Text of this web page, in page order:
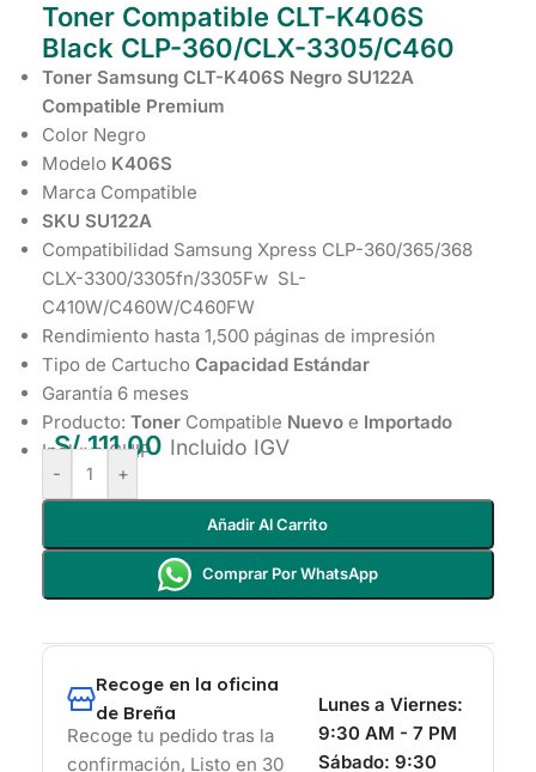
Toner Compatible CLT-K406S
Black CLP-360/CLX-3305/C460
Toner Samsung CLT-K406S Negro SU122A
Compatible Premium
Color Negro
Modelo K406S
Marca Compatible
SKU SU122A
Compatibilidad Samsung Xpress CLP-360/365/368
CLX-3300/3305fn/3305Fw SL-
C410W/C460W/C460FW
Rendimiento hasta 1,500 páginas de impresión
Tipo de Cartucho Capacidad Estándar
Garantía 6 meses
Producto: Toner Compatible Nuevo e Importado
Incluye CHIP
S/111.00 Incluido IGV
- +
Añadir Al Carrito
Comprar Por WhatsApp
Recoge en la oficina
de Breña
Recoge tu pedido tras la
confirmación, Listo en 30
Lunes a Viernes:
9:30 AM - 7 PM
Sábado: 9:30